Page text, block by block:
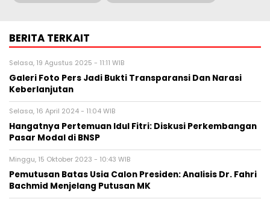
BERITA TERKAIT
Selasa, 19 Agustus 2025 - 11:11 WIB
Galeri Foto Pers Jadi Bukti Transparansi Dan Narasi
Keberlanjutan
Selasa, 16 April 2024 - 11:04 WIB
Hangatnya Pertemuan Idul Fitri: Diskusi Perkembangan
Pasar Modal di BNSP
Minggu, 15 Oktober 2023 - 10:43 WIB
Pemutusan Batas Usia Calon Presiden: Analisis Dr. Fahri
Bachmid Menjelang Putusan MK